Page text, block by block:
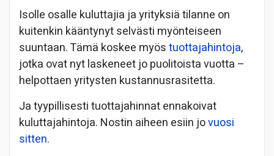
Isolle osalle kuluttajia ja yrityksiä tilanne on
kuitenkin kääntynyt selvästi myönteiseen
suuntaan. Tämä koskee myöstuottajahintoja,
jotka ovat nyt laskeneet jo puolitoista vuotta –
helpottaen yritysten kustannusrasitetta.
Ja tyypillisesti tuottajahinnat ennakoivat
kuluttajahintoja. Nostin aiheen esiin jovuosi
sitten.